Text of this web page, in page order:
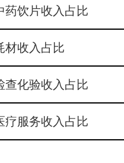
药饮片收入占比
材收入占比
查化验收入占比
疗服务收入占比